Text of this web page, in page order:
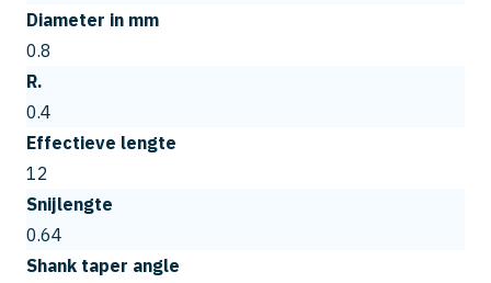
Diameter in mm
0.8
R.
0.4
Effectieve lengte
12
Snijlengte
0.64
Shank taper angle